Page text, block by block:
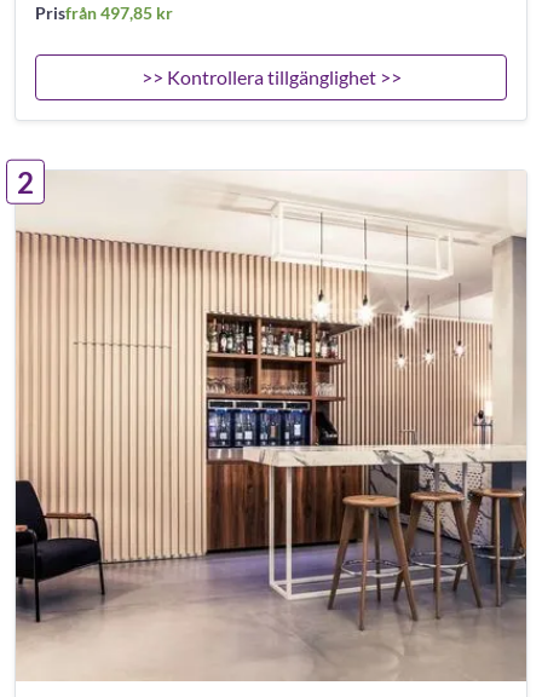
Prisfrån 497,85 kr
>> Kontrollera tillgänglighet >>
2